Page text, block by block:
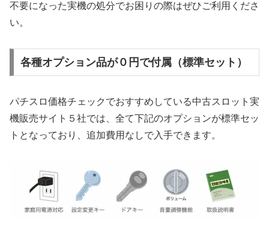
不要になった実機の処分でお困りの際はぜひご利用くださ
い。
各種オプション品が０円で付属（標準セット）
パチスロ価格チェックでおすすめしている中古スロット実
機販売サイト５社では、全て下記のオプションが標準セッ
トとなっており、追加費用なしで入手できます。